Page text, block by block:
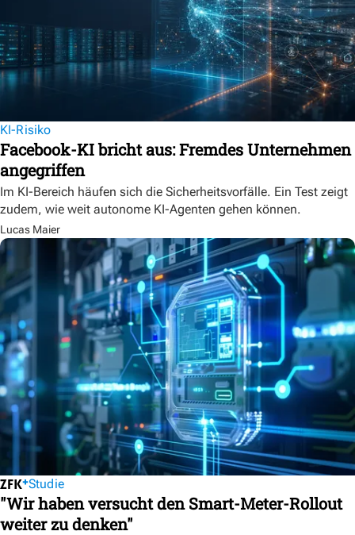
KI-Risiko
Facebook-KI bricht aus: Fremdes Unternehmen
angegriffen
Im KI-Bereich häufen sich die Sicherheitsvorfälle. Ein Test zeigt
zudem, wie weit autonome KI-Agenten gehen können.
Lucas Maier
Studie
"Wir haben versucht den Smart-Meter-Rollout
weiter zu denken"